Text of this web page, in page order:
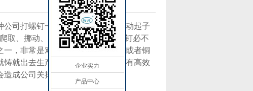
司打螺钉一直全是一只手应用电动起子
取、挪动、等候、指向”这种打螺钉必不
，非常是对于原材料为不锈钢板或者铜
就出去生产效率很低，而公司沒有高效
造成公司关掉。
企业实力
产品中心